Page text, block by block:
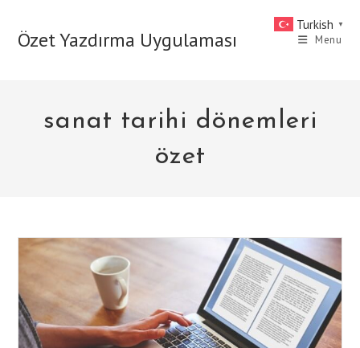
contentÖzet Yazdırma Uygulaması Menu
sanat tarihi dönemleri
özet
Turkish ▼